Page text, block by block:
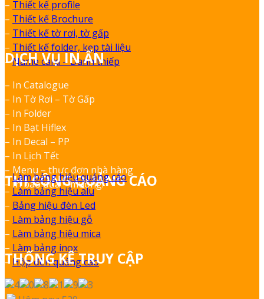
– Thiết kế profile
– Thiết kế Brochure
– Thiết kế tờ rơi, tờ gấp
– Thiết kế folder, kẹp tài liệu
–Name card – Danh thiếp
DỊCH VỤ IN ẤN
– In Catalogue
– In Tờ Rơi – Tờ Gấp
– In Folder
– In Bạt Hiflex
– In Decal – PP
– In Lịch Tết
– Menu – thực đơn nhà hàng
– In bao đũa – muỗng.
THI CÔNG QUẢNG CÁO
–Làm bảng hiệu quảng cáo
– Làm bảng hiệu alu
– Bảng hiệu đèn Led
– Làm bảng hiệu gỗ
– Làm bảng hiệu mica
– Làm bảng inox
– Hộp đèn quảng cáo
THỐNG KÊ TRUY CẬP